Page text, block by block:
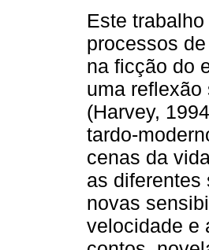
Este
processos
na ficção do
uma
(Harvey,
tardo-
cenas da
as diferentes
novas
velocidade e